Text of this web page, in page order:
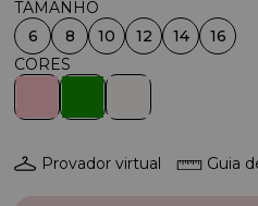
6 8 10 12 14 16
Provador virtual Guia